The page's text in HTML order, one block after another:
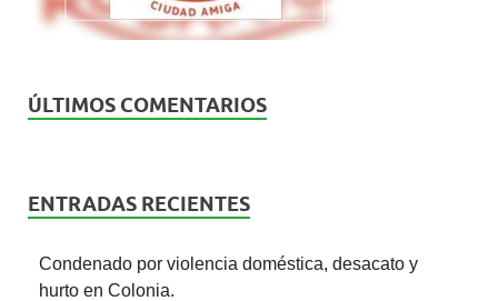
ÚLTIMOS COMENTARIOS
ENTRADAS RECIENTES
Condenado por violencia doméstica, desacato y
hurto en Colonia.